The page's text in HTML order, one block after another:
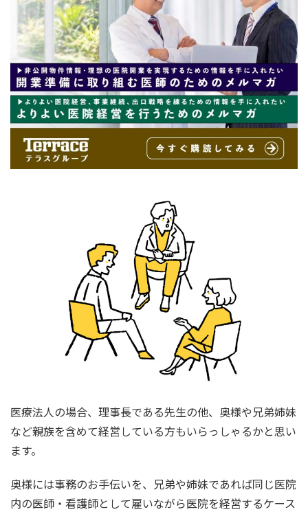
医療法人の場合、理事長である先生の他、奥様や兄弟姉妹
など親族を含めて経営している方もいらっしゃるかと思い
ます。
奥様には事務のお手伝いを、兄弟や姉妹であれば同じ医院
内の医師・看護師として雇いながら医院を経営するケース